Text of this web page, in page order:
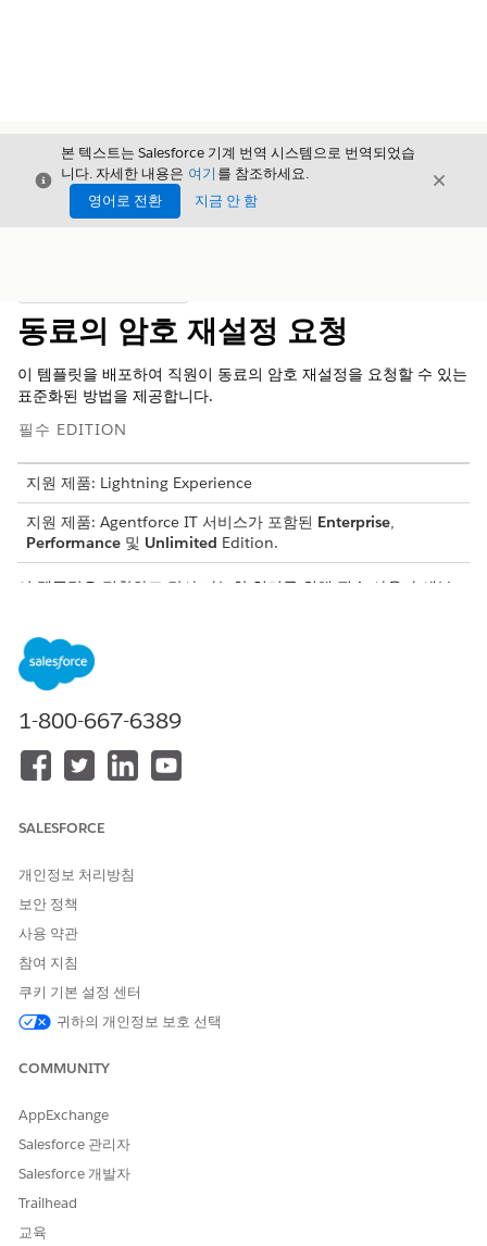
닫기
본 텍스트는 Salesforce 기계 번역 시스템으로 번역되었습
니다. 자세한 내용은 여기 를 참조하세요.
영어로 전환
지금 안 함
닫기
동료의 암호 재설정 요청
이 템플릿을 배포하여 직원이 동료의 암호 재설정을 요청할 수 있는
표준화된 방법을 제공합니다.
필수 EDITION
지원 제품: Lightning Experience
지원 제품: Agentforce IT 서비스가 포함된 Enterprise,
Performance 및 Unlimited Edition.
이 템플릿은 정확하고 감사 가능한 처리를 위해 필수 사용자 세부
인테이크 특성
이 템플릿의 인테이크 양식은 직원에게 다음 세부 사항을 수집합니
다.
동료 이메일 주소: 암호 재설정이 필요한 동료의 등록된 이메일
이 서비스 프로세스에는 서비스 요청을 자동으로 처리하는 처리 플
로가 포함되어 있습니다. Flow Builder에서 이 플로를 확장하여 자
수 있습니다.
을 참조하세요.
이 템플릿은 처리 플로에서 Microsoft Entra ID와의 사전 구성된 통
증명을 구성합니다. 이 타사 커넥터에 대한 자세한 내용은
이 기사를 통해 문제를 해결했습니까?
1-800-667-6389
SALESFORCE
개인정보 처리방침
보안 정책
사용 약관
참여 지침
쿠키 기본 설정 센터
귀하의 개인정보 보호 선택
COMMUNITY
AppExchange
Salesforce 관리자
Salesforce 개발자
Trailhead
교육